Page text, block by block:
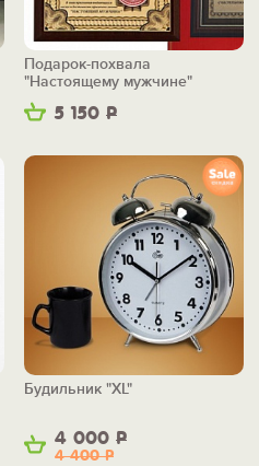
5 150 Р
Подарок-похвала
"Настоящему мужчине"
4 000 Р
4 400Р
Будильник "XL"